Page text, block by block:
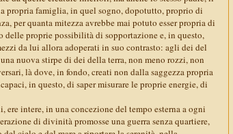
propria famiglia, in quel sogno, dopotutto, proprio di
per quanta mitezza avrebbe mai potuto esser propria di
delle proprie possibilità di sopportazione e, in questo,
da lui allora adoperati in suo contrasto: agli dei del
nuova stirpe di dei della terra, non meno rozzi, non
là dove, in fondo, creati non dalla saggezza propria
in questo, di saper misurare le proprie energie, di
intere, in una concezione del tempo esterna a ogni
di divinità promosse una guerra senza quartiere,